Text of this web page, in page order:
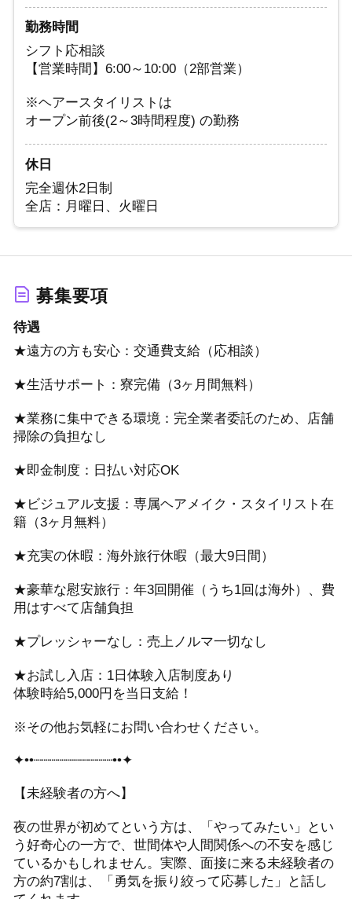
勤務時間
シフト応相談
【営業時間】6:00～10:00（2部営業）
※ヘアースタイリストは
オープン前後(2～3時間程度) の勤務
休日
完全週休2日制
全店：月曜日、火曜日
募集要項
待遇
★遠方の方も安心：交通費支給（応相談）
★生活サポート：寮完備（3ヶ月間無料）
★業務に集中できる環境：完全業者委託のため、店舗
掃除の負担なし
★即金制度：日払い対応OK
★ビジュアル支援：専属ヘアメイク・スタイリスト在
籍（3ヶ月無料）
★充実の休暇：海外旅行休暇（最大9日間）
★豪華な慰安旅行：年3回開催（うち1回は海外）、費
用はすべて店舗負担
★プレッシャーなし：売上ノルマ一切なし
★お試し入店：1日体験入店制度あり
体験時給5,000円を当日支給！
※その他お気軽にお問い合わせください。
✦••┈┈┈┈┈┈┈┈┈┈••✦
【未経験者の方へ】
夜の世界が初めてという方は、「やってみたい」とい
う好奇心の一方で、世間体や人間関係への不安を感じ
ているかもしれません。実際、面接に来る未経験者の
方の約7割は、「勇気を振り絞って応募した」と話し